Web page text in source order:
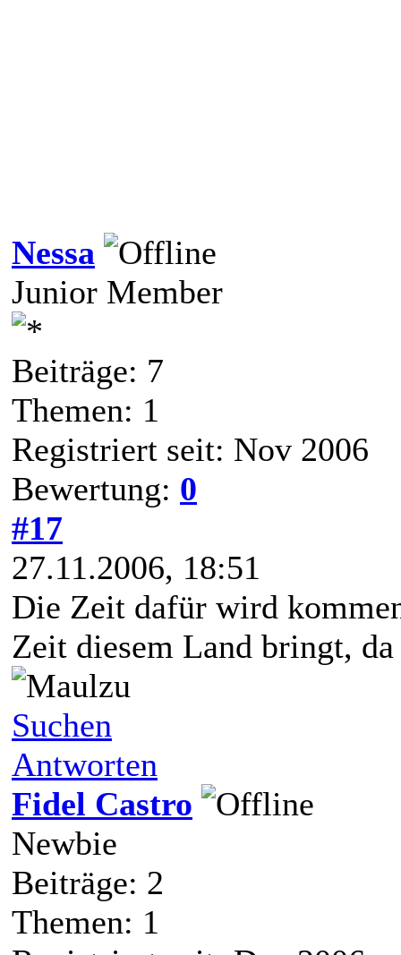
Nessa
Junior Member
Beiträge: 7
Themen: 1
Registriert seit: Nov 2006
Bewertung: 0
#17
27.11.2006, 18:51
Die Zeit dafür wird
Zeit diesem Land bringt,
Suchen
Antworten
Fidel Castro
Newbie
Beiträge: 2
Themen: 1